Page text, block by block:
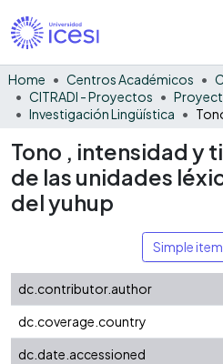
Home Centros Académicos
CITRADI - Proyectos
Investigación Lingüística
Tono , intensidad y
de las unidades
del yuhup
Simple
dc.contributor.author
dc.coverage.country
dc.date.accessioned